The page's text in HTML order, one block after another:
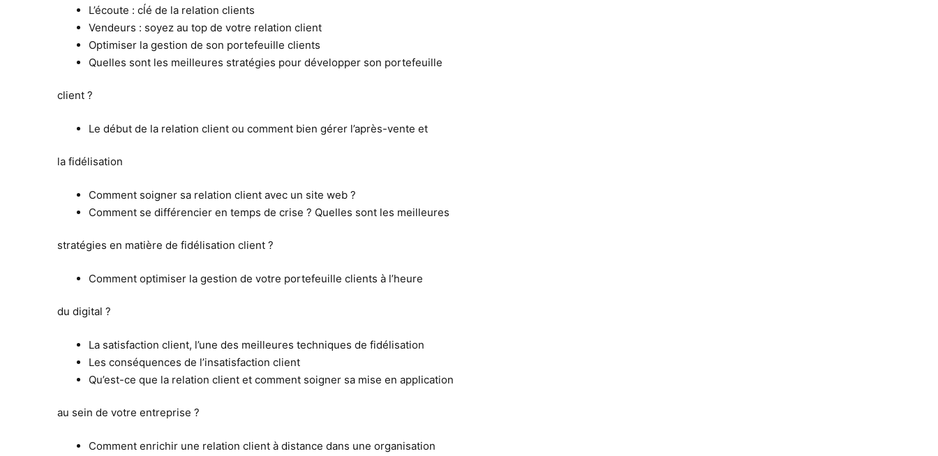
L’écoute : cĺé de la relation clients
Vendeurs : soyez au top de votre relation client
Optimiser la gestion de son portefeuille clients
Quelles sont les meilleures stratégies pour développer son portefeuille
client ?
Le début de la relation client ou comment bien gérer l’après-vente et
la fidélisation
Comment soigner sa relation client avec un site web ?
Comment se différencier en temps de crise ? Quelles sont les meilleures
stratégies en matière de fidélisation client ?
Comment optimiser la gestion de votre portefeuille clients à l’heure
du digital ?
La satisfaction client, l’une des meilleures techniques de fidélisation
Les conséquences de l’insatisfaction client
Qu’est-ce que la relation client et comment soigner sa mise en application
au sein de votre entreprise ?
Comment enrichir une relation client à distance dans une organisation